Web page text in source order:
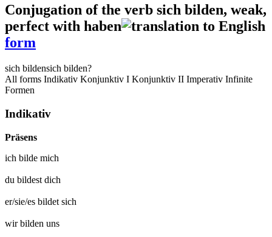
Conjugation of the verb sich bilden, weak,
perfect with haben
form
sich bildensich bilden?
All forms Indikativ Konjunktiv I Konjunktiv II Imperativ Infinite
Formen
Indikativ
Präsens
ich bilde mich
du bildest dich
er/sie/es bildet sich
wirbilden uns